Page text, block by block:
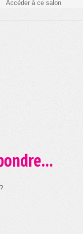
Accéder à ce salon
?